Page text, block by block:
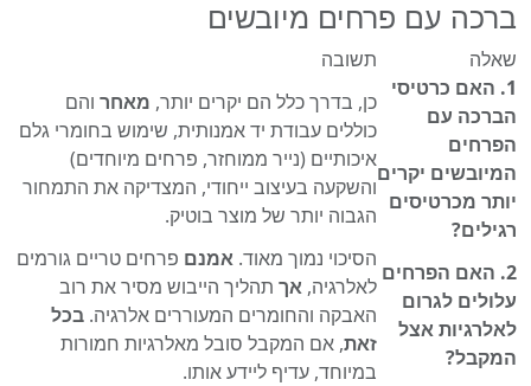
ברכה עם פרחים מיובשים
שאלה
תשובה
1. האם כרטיסי
הברכה עם
הפרחים
המיובשים יקרים
יותר מכרטיסים
רגילים?
כן, בדרך כלל הם יקרים יותר, מאחרוהם
כוללים עבודת יד אמנותית, שימוש בחומרי גלם
איכותיים (נייר ממוחזר, פרחים מיוחדים)
והשקעה בעיצוב ייחודי, המצדיקה את התמחור
הגבוה יותר של מוצר בוטיק.
2. האם הפרחים
עלולים לגרום
לאלרגיות אצל
המקבל?
הסיכוי נמוך מאוד. אמנםפרחים טריים גורמים
לאלרגיה, אךתהליך הייבוש מסיר את רוב
האבקה והחומרים המעוררים אלרגיה. בכל
זאת, אם המקבל סובל מאלרגיות חמורות
במיוחד, עדיף ליידע אותו.